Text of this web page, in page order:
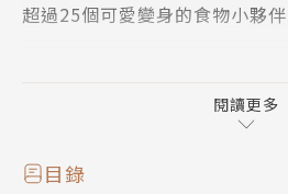
超過25個可愛變身的食物小夥伴
創意書籤•紙相框•牙籤插旗•
閱讀更多
目錄